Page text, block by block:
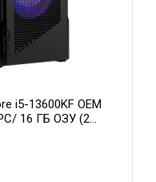
i5-13600KF OEM
16 ГБ ОЗУ (2
OC 16GB GDDR7